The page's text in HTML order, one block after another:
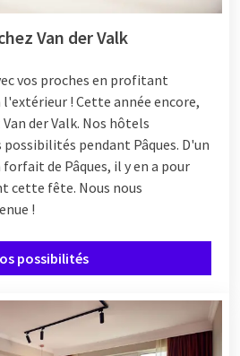
Van der Valk
vos proches en profitant
l'extérieur ! Cette année encore,
der Valk. Nos hôtels
pendant Pâques. D'un
forfait de Pâques, il y en a pour
cette fête. Nous nous
!
possibilités